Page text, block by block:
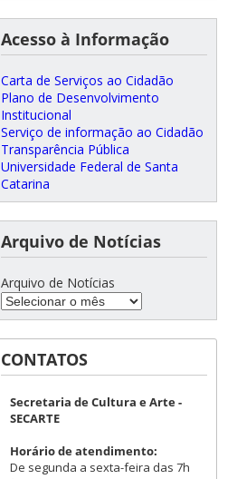
Acesso à Informação
Carta de Serviços ao Cidadão
Plano de Desenvolvimento
Institucional
Serviço de informação ao Cidadão
Transparência Pública
Universidade Federal de Santa
Catarina
Arquivo de Notícias
Arquivo de Notícias
CONTATOS
Secretaria de Cultura e Arte -
SECARTE
Horário de atendimento:
De segunda a sexta-feira das 7h